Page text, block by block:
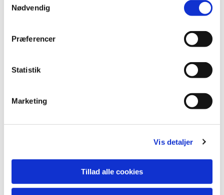
Nødvendig
Præferencer
Statistik
Marketing
Vis detaljer
Tillad alle cookies